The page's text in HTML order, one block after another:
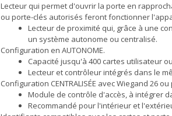
Lecteur qui permet d'ouvrir la porte en
ou porte-clés autorisés feront fonctionner
Lecteur de proximité qui, grâce à une
un système autonome ou centralisé.
Configuration en AUTONOME.
Capacité jusqu'à 400 cartes utilisateur
Lecteur et contrôleur intégrés dans le
Configuration CENTRALISÉE avec Wiegand 26
Module de contrôle d'accès, à intégrer
Recommandé pour l'intérieur et